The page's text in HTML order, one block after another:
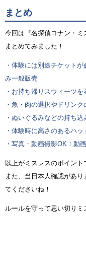
まとめ
今回は『名探偵コナン・
まとめてみました！
・体験には別途チケット
み一般販売
・お持ち帰りスウィーツ
・魚・肉の選択やドリンク
・ぬいぐるみなどの持ち
・体験時に高さのあるハ
・写真・動画撮影OK！動
以上がミスレスのポイント
また、当日本人確認があ
てくださいね！
ルールを守って思い切り